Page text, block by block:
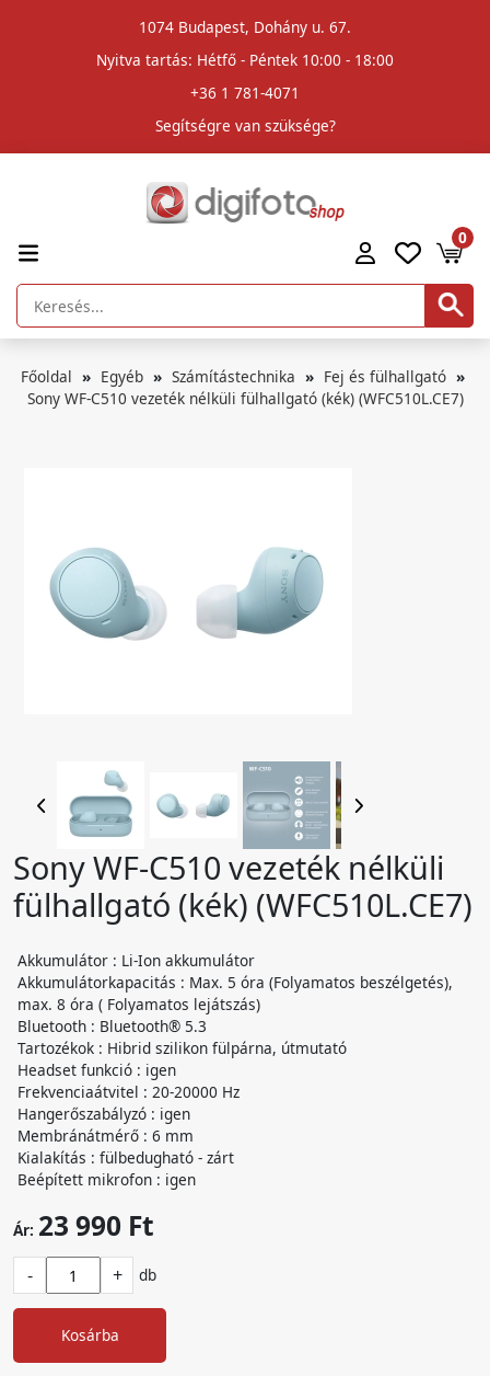
1074 Budapest, Dohány u. 67.
Nyitva tartás: Hétfő - Péntek 10:00 - 18:00
+36 1 781-4071
Segítségre van szüksége?
0
Főoldal Egyéb Számítástechnika
Fej és fülhallgató
Sony WF-C510 vezeték nélküli fülhallgató (kék) (WFC510L.CE7)
Sony WF-C510 vezeték nélküli
fülhallgató (kék) (WFC510L.CE7)
Akkumulátor : Li-Ion akkumulátor
Akkumulátorkapacitás : Max. 5 óra (Folyamatos beszélgetés),
max. 8 óra ( Folyamatos lejátszás)
Bluetooth : Bluetooth® 5.3
Tartozékok : Hibrid szilikon fülpárna, útmutató
Headset funkció : igen
Frekvenciaátvitel : 20-20000 Hz
Hangerőszabályzó : igen
Membránátmérő : 6 mm
Kialakítás : fülbedugható - zárt
Beépített mikrofon : igen
Ár: 23 990 Ft
- + db
Kosárba